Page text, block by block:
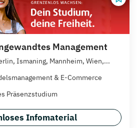
Management
Ismaning, Mannheim, Wien,...
& E-Commerce
Präsenzstudium
Infomaterial